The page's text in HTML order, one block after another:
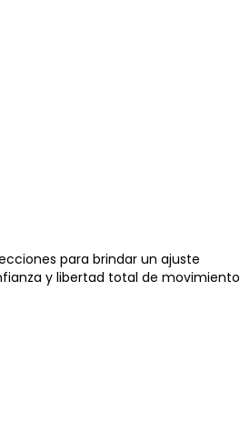
para brindar un ajuste
y libertad total de movimiento